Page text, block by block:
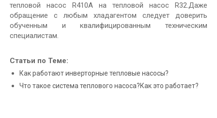
тепловой насос R410A на тепловой насос R32.Даже
обращение с любым хладагентом следует доверить
обученным и квалифицированным техническим
специалистам.
Статьи по Теме:
Как работают инверторные тепловые насосы?
Что такое система теплового насоса?Как это работает?